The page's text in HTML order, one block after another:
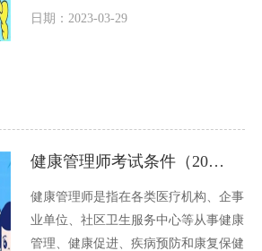
能够在医疗、健康产业等领域中发挥作
日期：2023-03-29
健康管理师考试条件（2023最新版）
健康管理师是指在各类医疗机构、企事
业单位、社区卫生服务中心等从事健康
管理、健康促进、疾病预防和康复保健